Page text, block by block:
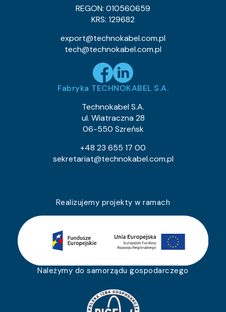
REGON: 010560659
KRS: 129682
export@technokabel.com.pl
tech@technokabel.com.pl
Fabryka TECHNOKABEL S.A.
Technokabel S.A.
ul. Wiatraczna 28
06-550 Szreńsk
+48 23 655 17 00
sekretariat@technokabel.com.pl
Realizujemy projekty w ramach
Należymy do samorządu gospodarczego